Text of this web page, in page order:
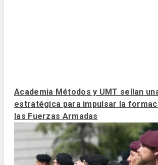
Academia Métodos y UMT sellan
estratégica para impulsar la
las Fuerzas Armadas